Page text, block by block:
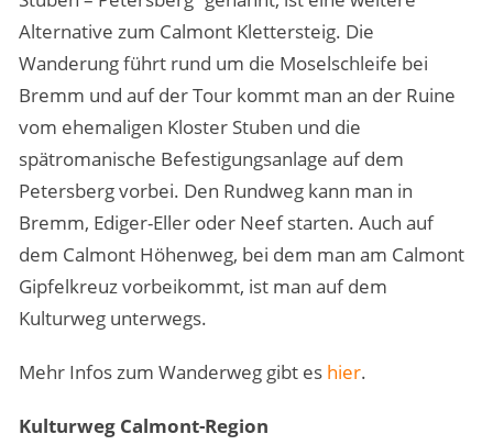
Alternative zum Calmont Klettersteig. Die
Wanderung führt rund um die Moselschleife bei
Bremm und auf der Tour kommt man an der Ruine
vom ehemaligen Kloster Stuben und die
spätromanische Befestigungsanlage auf dem
Petersberg vorbei. Den Rundweg kann man in
Bremm, Ediger-Eller oder Neef starten. Auch auf
dem Calmont Höhenweg, bei dem man am Calmont
Gipfelkreuz vorbeikommt, ist man auf dem
Kulturweg unterwegs.
Mehr Infos zum Wanderweg gibt es hier.
Kulturweg Calmont-Region